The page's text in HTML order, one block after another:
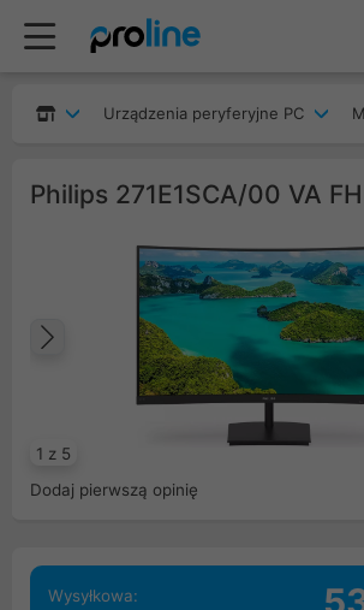
Urządzenia peryferyjne PC
Philips 271E1SCA/00 VA
1 z 5
Poprzedni
Dodaj pierwszą opinię
Wysyłkowa: